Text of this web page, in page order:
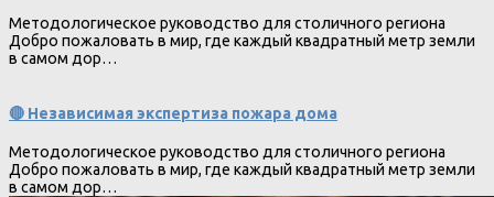
Методологическое руководство для столичного региона
Добро пожаловать в мир, где каждый квадратный метр земли
в самом дор…
🔴 Независимая экспертиза пожара дома
Методологическое руководство для столичного региона
Добро пожаловать в мир, где каждый квадратный метр земли
в самом дор…